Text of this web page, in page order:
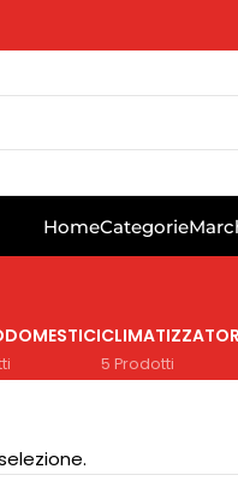
HomeCategorie
5 Prodotti